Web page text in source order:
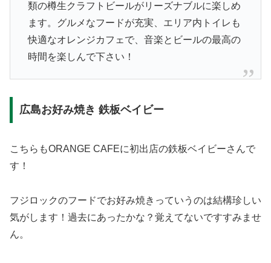
類の樽生クラフトビールがリーズナブルに楽しめ
ます。グルメなフードが充実、エリア内トイレも
快適なオレンジカフェで、音楽とビールの最高の
時間を楽しんで下さい！
広島お好み焼き 鉄板ベイビー
こちらもORANGE CAFEに初出店の鉄板ベイビーさんで
す！
フジロックのフードでお好み焼きっていうのは結構珍しい
気がします！過去にあったかな？覚えてないですすみませ
ん。